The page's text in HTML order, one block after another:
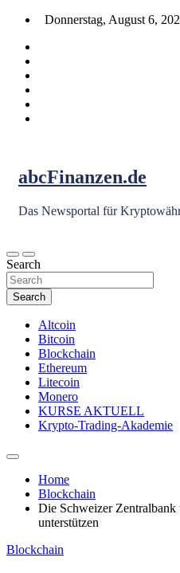
Skip
content
Donnerstag, August 6,
abcFinanzen.de
Das Newsportal für
Search
Search
Altcoin
Bitcoin
Blockchain
Ethereum
Litecoin
Monero
KURSE AKTUELL
Krypto-Trading-Akademie
Home
Blockchain
Die Schweizer
unterstützen
Blockchain